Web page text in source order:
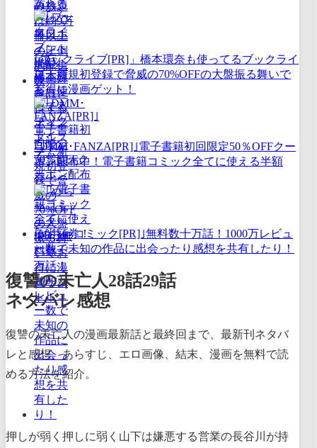
｢ブックライブ[PR]」橋本環奈も使ってるブックライ
ブ！新規初登録で脅威の70%OFFの大盤振る舞いで
お得に漫画ゲット！
｢DMM･FANZA[PR]｣電子書籍初回限定50％OFFクー
ポン配布中！電子書籍コミック全てに使える半額
券！
｢めちゃコミック[PR]｣無料数十万話！1000万レビュ
ー数で未知の作品に出会ったり感想を共有したり！
復讐の未亡人28話29話
ネタバレ感想
復讐の未亡人の漫画最新話と最終回まで、最新刊ネタバ
レと感想、あらすじ、エロ画像、結末、漫画を無料で読
める方法を紹介。
押しが弱く押しに弱く山下は嫌悪する営業の長谷川が持